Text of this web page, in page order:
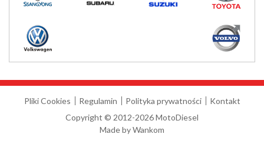
Pliki Cookies Regulamin Polityka prywatności
Kontakt
Copyright © 2012-2026 MotoDiesel
Made byWankom